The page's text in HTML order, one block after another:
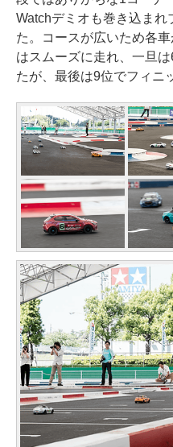
Watchデミオも巻き込まれ
た。コースが広いため各
はスムーズに走れ、一旦
たが、最後は9位でフィニ